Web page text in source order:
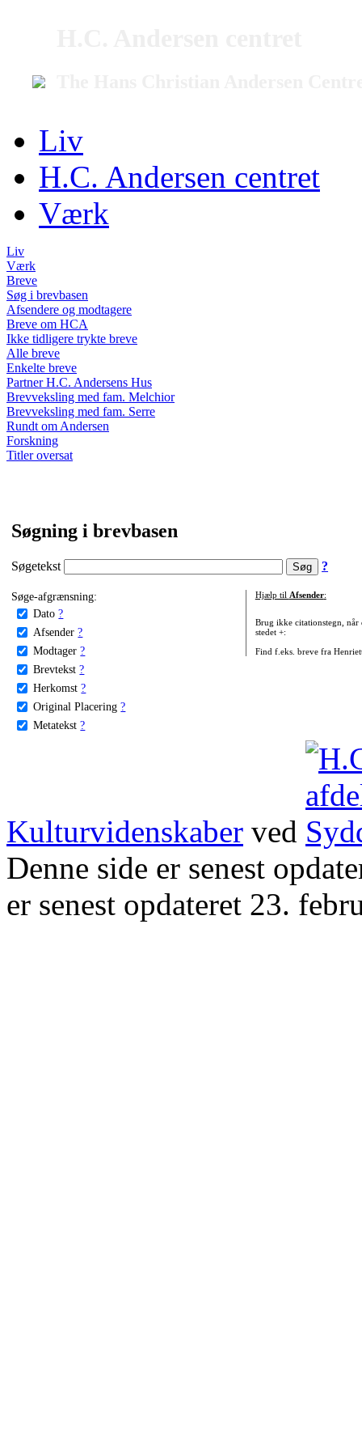
Liv
H.C. Andersen centret
Værk
Liv
Værk
Breve
Søg i brevbasen
Afsendere og modtagere
Breve om HCA
Ikke tidligere trykte breve
Alle breve
Enkelte breve
Partner H.C. Andersens Hus
Brevveksling med fam. Melchior
Brevveksling med fam. Serre
Rundt om Andersen
Forskning
Titler oversat
Søgning i brevbasen
Søgetekst ?
Søge-afgrænsning:
Dato ?
Afsender ?
Modtager ?
Brevtekst ?
Herkomst ?
Original Placering ?
Metatekst ?
Hjælp til Afsender:
Brug ikke citationstegn, når
stedet +:
Find f.eks. breve fra
Kulturvidenskaber ved
Denne side er senest
er senest opdateret 23.